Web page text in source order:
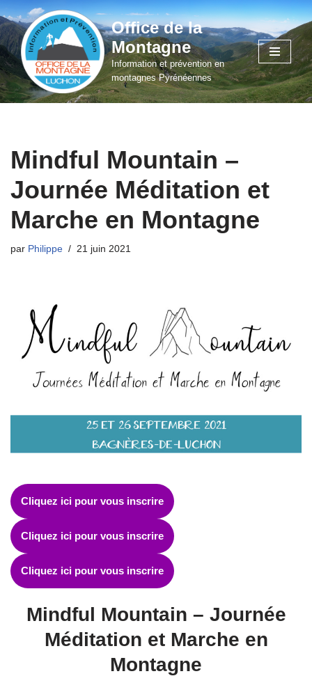
Aller
au
contenu
Office de la
Montagne
Information et prévention en
montagnes Pyrénéennes
Mindful Mountain –
Journée Méditation et
Marche en Montagne
par Philippe 21 juin 2021
Cliquez ici pour vous inscrire
Cliquez ici pour vous inscrire
Cliquez ici pour vous inscrire
Mindful Mountain – Journée
Méditation et Marche en
Montagne